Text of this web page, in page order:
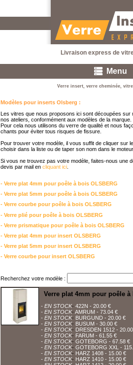
Livraison express de
Menu
Verre insert, verre cheminée,
Modèles pour inserts Olsberg :
Les vitres que nous proposons ici sont découpées sur
nos ateliers, conformément aux modèles de la marque.
Pour cela nous utilisons du verre de qualité et nous
chants pour éviter tous risques de fissure.
Pour trouver votre modèle, il vous suffit de cliquer sur
choisir dans la liste ou de taper son nom dans le
Si vous ne trouvez pas votre modèle, faites-nous une
devis par mail en cliquant ici
- Verre plat 4mm pour poêle à bois OLSBERG
- Verre plat 5mm pour poêle à bois OLSBERG
- Verre courbe pour poêle à bois OLSBERG
- Verre plié pour poêle à bois OLSBERG
- Verre prismatique pour poêle à bois OLSBERG
- Verre plat 4mm pour insert OLSBERG
- Verre plat 5mm pour insert OLSBERG
- Verre courbe pour insert OLSBERG
Recherchez votre modèle :
Verre plat 4mm pour poêle à
- 422N
- EN STOCK
- 20.00 €
- AMRUM
- EN STOCK
- 73.04 €
- BURGUND
- EN STOCK
- 20.00 €
- BUSUM
- EN STOCK
- 30.00 €
- DRESDEN 1512
- EN STOCK
-
- FARUM
- EN STOCK
- 61.55 €
- GOTEBORG
- EN STOCK
- 67.58 €
- GOTEBORG XXL
- EN STOCK
-
- HARZ 1408
- EN STOCK
- 15.00 €
- HARZ 1410
- EN STOCK
- 15.00 €